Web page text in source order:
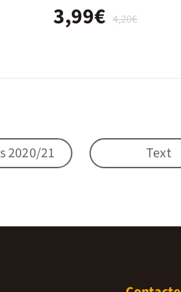
4,20€
3,99€
2020/21 Text